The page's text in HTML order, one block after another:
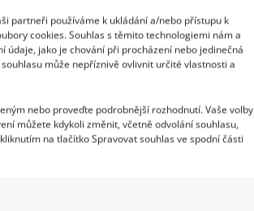
partneři používáme k ukládání a/nebo přístupu k
cookies. Souhlas s těmito technologiemi nám a
jako je chování při procházení nebo jedinečná
může nepříznivě ovlivnit určité vlastnosti a
nebo proveďte podrobnější rozhodnutí. Vaše volby
můžete kdykoli změnit, včetně odvolání souhlasu,
na tlačítko Spravovat souhlas ve spodní části
přístup k závazkům
tvářit, že se nás
veřejnosti si však
Když slyší „víc
lidi do války.